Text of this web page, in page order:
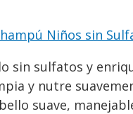
Niños sin
sin sulfatos y
y nutre
suave,